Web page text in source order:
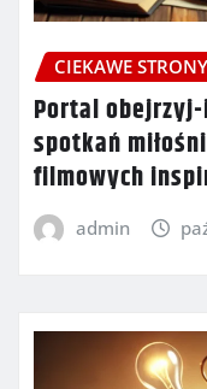
CIEKAWE STRONY
Portal
spotkań
filmowych
admin